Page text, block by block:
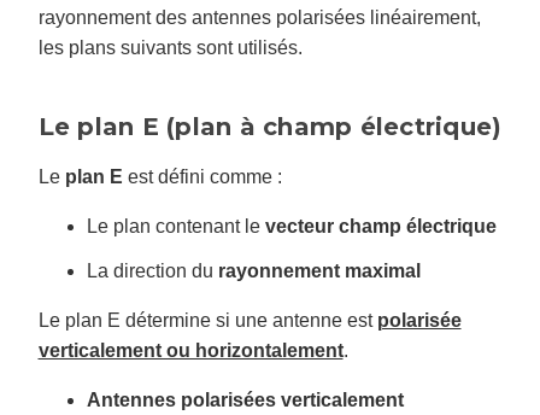
rayonnement des antennes polarisées linéairement,
les plans suivants sont utilisés.
Le plan E (plan à champ électrique)
Le plan E est défini comme :
Le plan contenant le vecteur champ électrique
La direction du rayonnement maximal
Le plan E détermine si une antenne est polarisée
verticalement ou horizontalement.
Antennes polarisées verticalement